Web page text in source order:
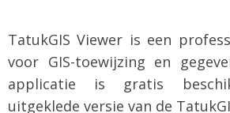
TatukGIS Viewer is een
voor GIS-toewijzing en
applicatie is gratis
uitgeklede versie van de